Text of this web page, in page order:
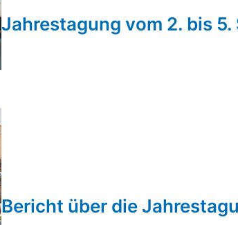
Jahrestagung vom 2. bis
Bericht über die